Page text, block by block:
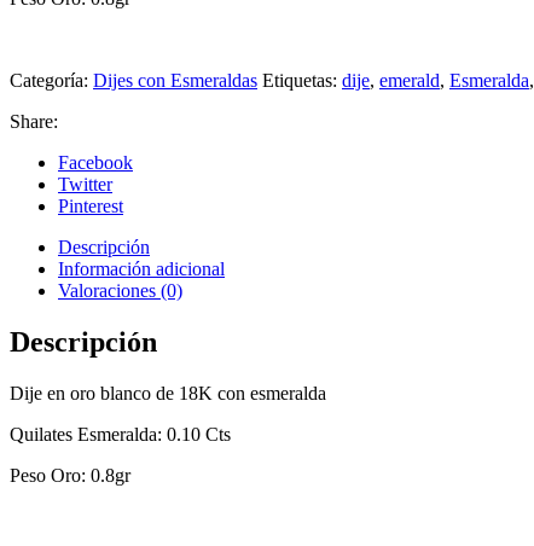
Categoría: Dijes con Esmeraldas Etiquetas: dije, emerald, Esmeralda,
Share:
Facebook
Twitter
Pinterest
Descripción
Información adicional
Valoraciones (0)
Descripción
Dije en oro blanco de 18K con esmeralda
Quilates Esmeralda: 0.10 Cts
Peso Oro: 0.8gr